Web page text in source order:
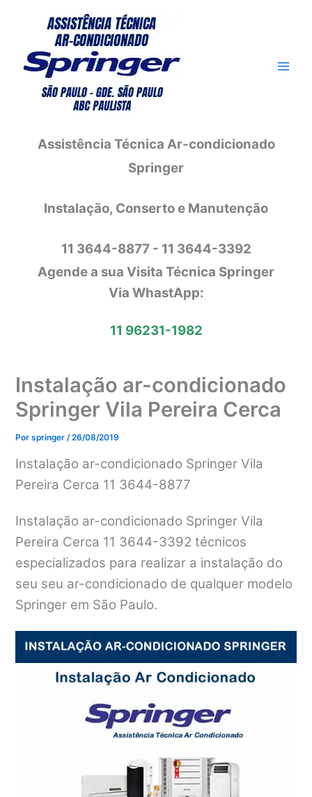
conteúdo
Assistência Técnica Ar-condicionado
Springer
Instalação, Conserto e Manutenção
11 3644-8877 - 11 3644-3392
Agende a sua Visita Técnica Springer
Via WhastApp:
11 96231-1982
Instalação ar-condicionado
Springer Vila Pereira Cerca
Porspringer /26/08/2019
Instalação ar-condicionado Springer Vila
Pereira Cerca 11 3644-8877
Instalação ar-condicionado Springer Vila
Pereira Cerca 11 3644-3392 técnicos
especializados para realizar a instalação do
seu seu ar-condicionado de qualquer modelo
Springer em São Paulo.